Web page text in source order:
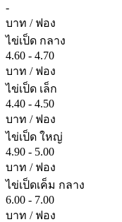
-
บาท / ฟอง
ไข่เป็ด กลาง
4.60 - 4.70
บาท / ฟอง
ไข่เป็ด เล็ก
4.40 - 4.50
บาท / ฟอง
ไข่เป็ด ใหญ่
4.90 - 5.00
บาท / ฟอง
ไข่เป็ดเค็ม กลาง
6.00 - 7.00
บาท / ฟอง